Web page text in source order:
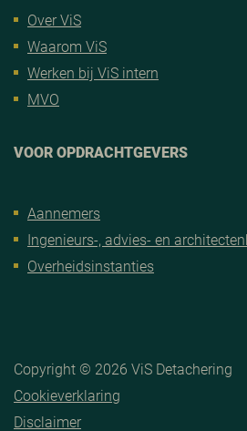
Over ViS
Waarom ViS
Werken bij ViS intern
MVO
VOOR OPDRACHTGEVERS
Aannemers
Ingenieurs-, advies- en
Overheidsinstanties
Copyright © 2026 ViS Detachering
Cookieverklaring
Disclaimer